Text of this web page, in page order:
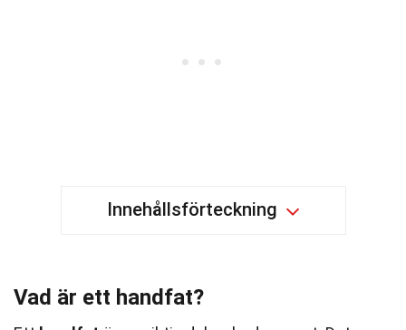
Innehållsförteckning
Vad är ett handfat?